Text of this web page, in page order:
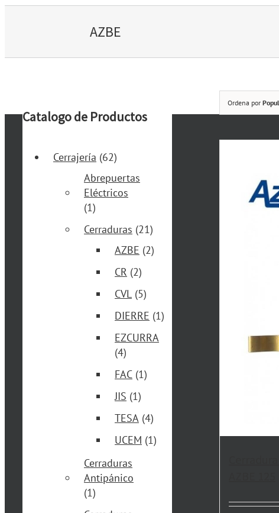
AZBE
Ordena por
Catalogo de Productos
Cerrajería (62)
Abrepuertas
Eléctricos
(1)
Cerraduras (21)
AZBE (2)
CR (2)
CVL (5)
DIERRE (1)
EZCURRA
(4)
FAC (1)
JIS (1)
TESA (4)
UCEM (1)
Cerraduras
Antipánico
(1)